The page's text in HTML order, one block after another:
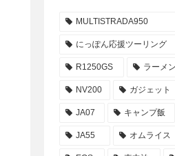
MULTISTRADA950
にっぽん応援ツーリング
R1250GS ラーメン
NV200 ガジェット
JA07 キャンプ飯
JA55 オムライス